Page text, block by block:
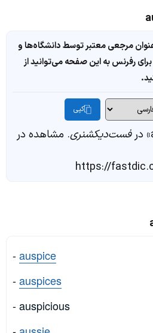
مرجعی معتبر توسط دانشگاه‌ها و
رفرنس به این صفحه می‌توانید از
کپی
فست‌دیکشنری. مشاهده در
https://
-auspice
-auspices
- auspicious